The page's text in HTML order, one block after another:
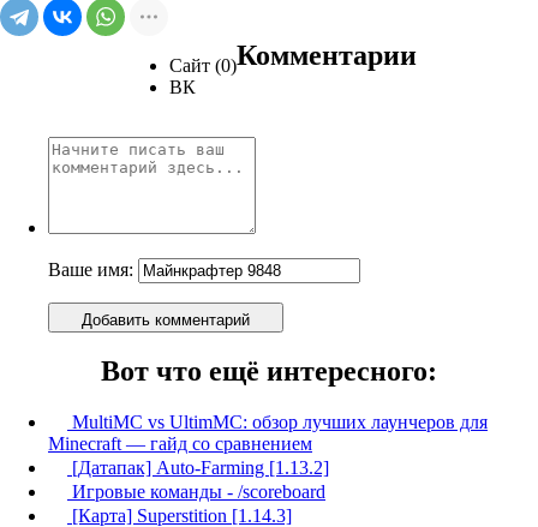
Сайт (0)
ВК
Комментарии
Ваше имя:
Добавить комментарий
Вот что ещё интересного:
MultiMC vs UltimMC: обзор лучших лаунчеров для
Minecraft — гайд со сравнением
[Датапак] Auto-Farming [1.13.2]
Игровые команды - /scoreboard
[Карта] Superstition [1.14.3]